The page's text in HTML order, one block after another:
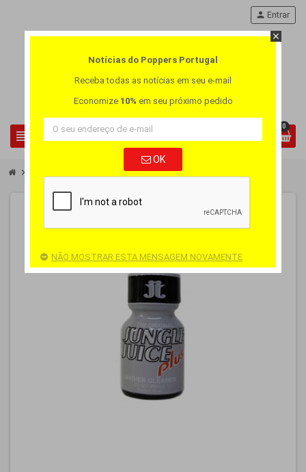
view_headline
person Entrar
0
chevron_right Poppers Jungle Juice Plus 10ml
close
Notícias do Poppers Portugal
Receba todas as notícias em seu e-mail
Economize 10% em seu próximo pedido
OK
NÃO MOSTRAR ESTA MENSAGEM NOVAMENTE